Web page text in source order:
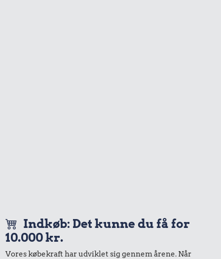
Indkøb: Det kunne du få for
10.000 kr.
Vores købekraft har udviklet sig gennem årene. Når